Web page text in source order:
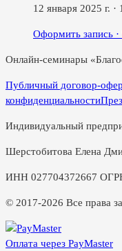
12 января 2025 г. ·
Оформить запись ·
Онлайн-семинары
Публичный договор-
конфиденциальности
Индивидуальный
Шерстобитова Елена
ИНН 027704372667
© 2017-2026 Все права
Оплата через PayMaster